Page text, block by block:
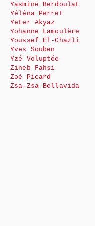
Yasmine Berdoulat
Yéléna Perret
Yeter Akyaz
Yohanne Lamoulère
Youssef El-Chazli
Yves Souben
Yzé Voluptée
Zineb Fahsi
Zoé Picard
Zsa-Zsa Bellavida